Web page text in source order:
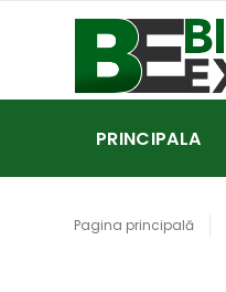
PRINCIPALA
Pagina principală